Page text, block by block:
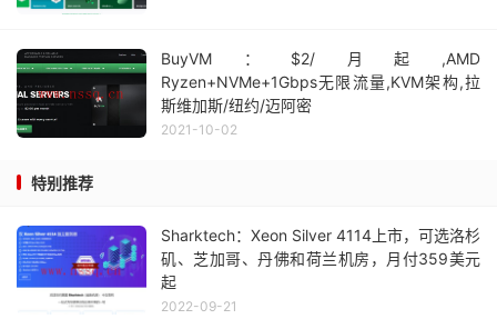
BuyVM：$2/月起,AMD
Ryzen+NVMe+1Gbps无限流量,KVM架构,拉
斯维加斯/纽约/迈阿密
2021-10-02
特别推荐
Sharktech：Xeon Silver 4114上市，可选洛杉
矶、芝加哥、丹佛和荷兰机房，月付359美元
起
2022-09-21